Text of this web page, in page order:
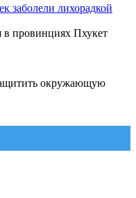
заболели лихорадкой
в провинциях Пхукет
окружающую